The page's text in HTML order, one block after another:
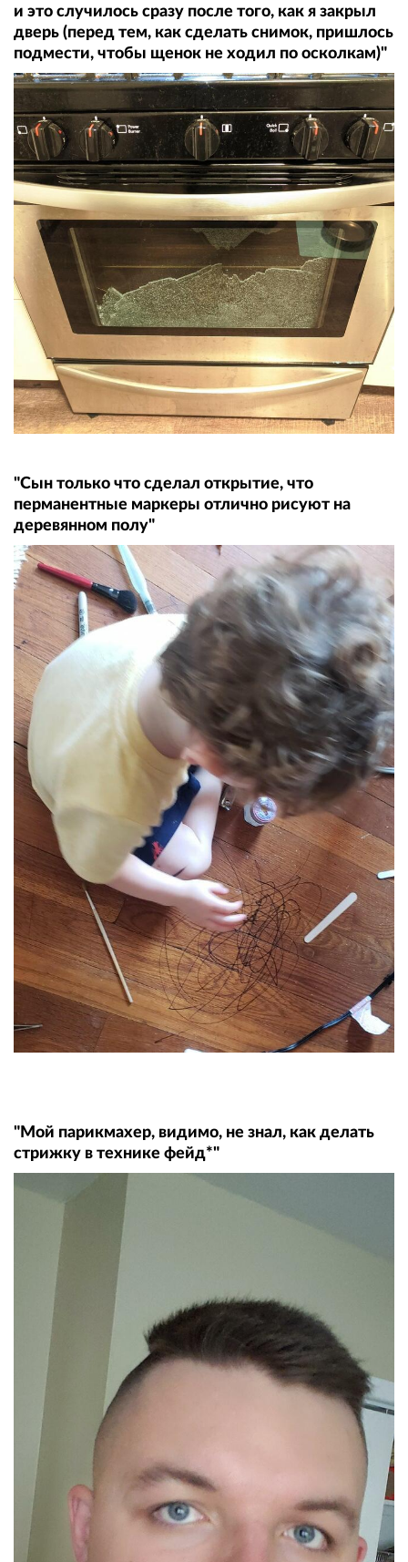
и это случилось сразу после того, как я закрыл
дверь (перед тем, как сделать снимок, пришлось
подмести, чтобы щенок не ходил по осколкам)"
"Сын только что сделал открытие, что
перманентные маркеры отлично рисуют на
деревянном полу"
"Мой парикмахер, видимо, не знал, как делать
стрижку в технике фейд*"